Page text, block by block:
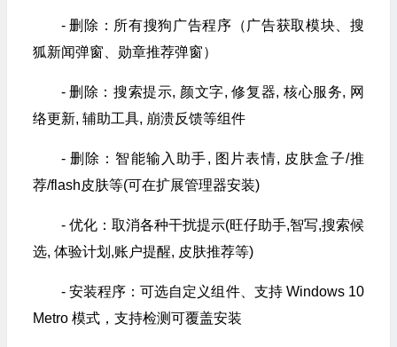
- 删除：所有搜狗广告程序（广告获取模块、搜
狐新闻弹窗、勋章推荐弹窗）
- 删除：搜索提示, 颜文字, 修复器, 核心服务, 网
络更新, 辅助工具, 崩溃反馈等组件
- 删除：智能输入助手, 图片表情, 皮肤盒子/推
荐/flash皮肤等(可在扩展管理器安装)
- 优化：取消各种干扰提示(旺仔助手,智写,搜索候
选, 体验计划,账户提醒, 皮肤推荐等)
- 安装程序：可选自定义组件、支持 Windows 10
Metro 模式，支持检测可覆盖安装